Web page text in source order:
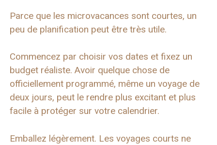
Parce que les microvacances sont courtes, un
peu de planification peut être très utile.
Commencez par choisir vos dates et fixez un
budget réaliste. Avoir quelque chose de
officiellement programmé, même un voyage de
deux jours, peut le rendre plus excitant et plus
facile à protéger sur votre calendrier.
Emballez légèrement. Les voyages courts ne